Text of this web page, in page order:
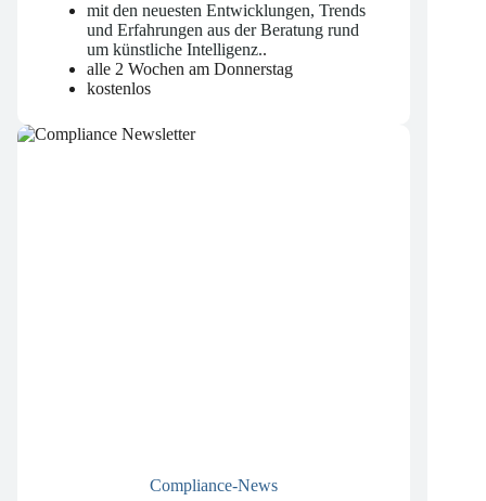
mit den neuesten Entwicklungen, Trends
und Erfahrungen aus der Beratung rund
um künstliche Intelligenz..
alle 2 Wochen am Donnerstag
kostenlos
Compliance-News